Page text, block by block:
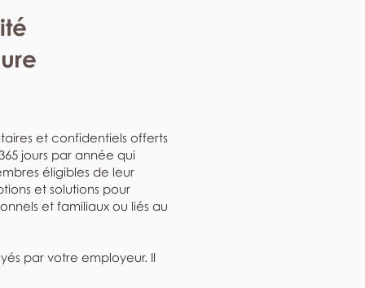
et confidentiels offerts
jours par année qui
éligibles de leur
et solutions pour
et familiaux ou liés au
par votre employeur. Il